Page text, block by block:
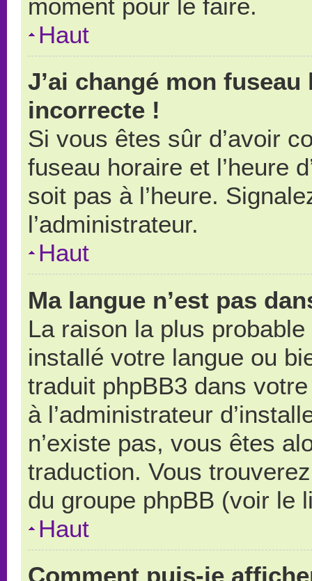
moment pour le faire.
Haut
J’ai changé mon
incorrecte !
Si vous êtes sûr d’avoir
fuseau horaire et l’heure
soit pas à l’heure.
l’administrateur.
Haut
Ma langue n’est pas
La raison la plus probable
installé votre langue ou
traduit phpBB3 dans
à l’administrateur
n’existe pas, vous êtes
traduction. Vous
du groupe phpBB (voir le
Haut
Comment puis-je